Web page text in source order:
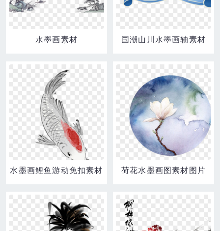
水墨画素材 国潮山川水墨画轴素材
水墨画鲤鱼游动免扣素材 荷花水墨画图素材图片